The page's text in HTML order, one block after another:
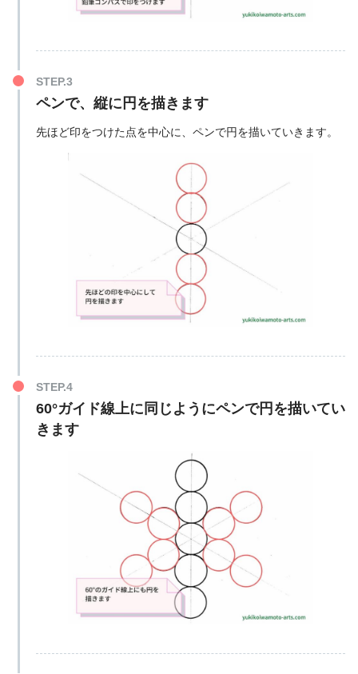
ペンで、縦に円を描きます
先ほど印をつけた点を中心に、ペンで円を描いていきます。
60°ガイド線上に同じようにペンで円を描いてい
きます